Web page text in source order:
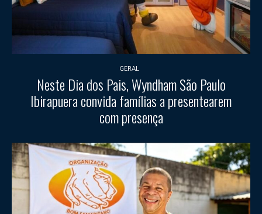
GERAL
Neste Dia dos Pais, Wyndham São Paulo
Ibirapuera convida famílias a presentearem
com presença